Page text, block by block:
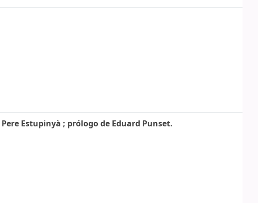
Pere Estupinyà ; prólogo de Eduard Punset.